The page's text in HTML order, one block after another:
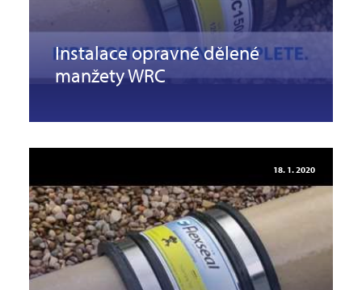
Instalace opravné dělené
manžety WRC
18. 1. 2020